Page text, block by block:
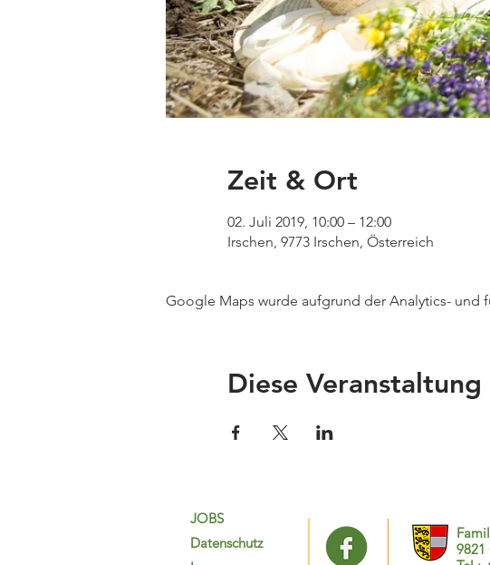
Zeit & Ort
02. Juli 2019, 10:00 – 12:00
Irschen, 9773 Irschen, Österreich
Google Maps wurde aufgrund der Analytics-
Diese
JOBS
Datenschutz
9821